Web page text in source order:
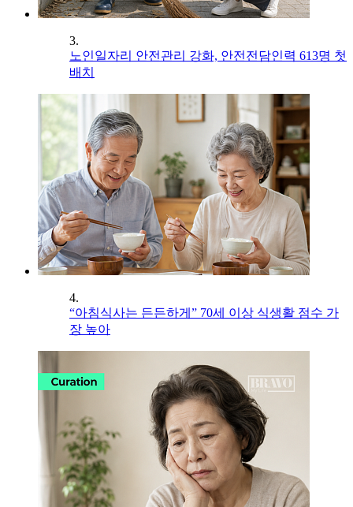
3.
노인일자리 안전관리 강화, 안전전담인력 613명 첫
배치
4.
“아침식사는 든든하게” 70세 이상 식생활 점수 가
장 높아